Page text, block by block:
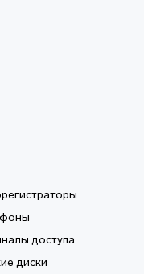
доступа
диски